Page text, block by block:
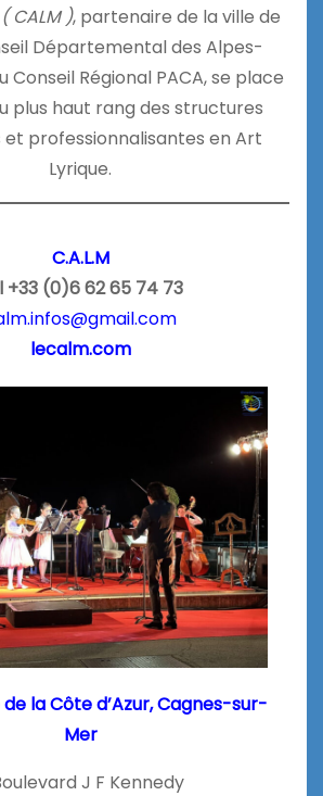
( CALM ), partenaire de la ville de
Départemental des Alpes-
Conseil Régional PACA, se place
plus haut rang des structures
professionnalisantes en Art
Lyrique.
C.A.L.M
+33 (0)6 62 65 74 73
lecalm.com
la Côte d’Azur, Cagnes-sur-
Mer
J F Kennedy